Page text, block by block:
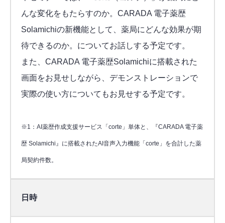
んな変化をもたらすのか。CARADA 電子薬歴
Solamichiの新機能として、薬局にどんな効果が期
待できるのか。についてお話しする予定です。
また、CARADA 電子薬歴Solamichiに搭載された
画面をお見せしながら、デモンストレーションで
実際の使い方についてもお見せする予定です。
※1：AI薬歴作成支援サービス「corte」単体と、『CARADA 電子薬
歴 Solamichi』に搭載されたAI音声入力機能「corte」を合計した薬
局契約件数。
日時